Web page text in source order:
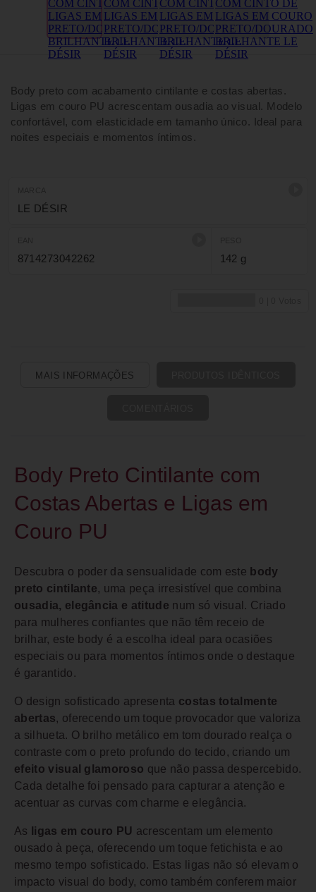
Body preto com acabamento cintilante e costas abertas.
Ligas em couro PU acrescentam ousadia ao visual. Modelo
confortável, com elasticidade em tamanho único. Ideal para
noites especiais e momentos íntimos.
LE DÉSIR
8714273042262 142 g
MAIS INFORMAÇÕES
Body Preto Cintilante com
Costas Abertas e Ligas em
Couro PU
Descubra o poder da sensualidade com este body
preto cintilante, uma peça irresistível que combina
ousadia, elegância e atitude num só visual. Criado
para mulheres confiantes que não têm receio de
brilhar, este body é a escolha ideal para ocasiões
especiais ou para momentos íntimos onde o destaque
é garantido.
O design sofisticado apresenta costas totalmente
abertas, oferecendo um toque provocador que valoriza
a silhueta. O brilho metálico em tom dourado realça o
contraste com o preto profundo do tecido, criando um
efeito visual glamoroso que não passa despercebido.
Cada detalhe foi pensado para capturar a atenção e
acentuar as curvas com charme e elegância.
As ligas em couro PU acrescentam um elemento
ousado à peça, oferecendo um toque fetichista e ao
mesmo tempo sofisticado. Estas ligas não só elevam o
impacto visual do body, como também conferem maior